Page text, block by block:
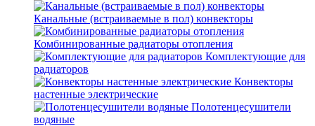
Канальные (встраиваемые в пол) конвекторы
Комбинированные радиаторы отопления
Комплектующие для
радиаторов
Конвекторы
настенные электрические
Полотенцесушители
водяные